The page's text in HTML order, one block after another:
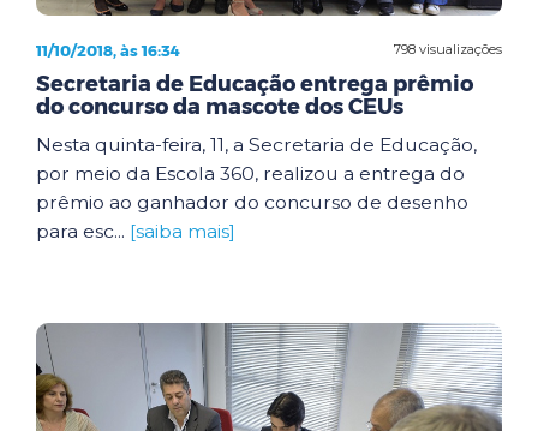
798 visualizações
11/10/2018, às 16:34
Secretaria de Educação entrega prêmio
do concurso da mascote dos CEUs
Nesta quinta-feira, 11, a Secretaria de Educação,
por meio da Escola 360, realizou a entrega do
prêmio ao ganhador do concurso de desenho
para esc... [saiba mais]